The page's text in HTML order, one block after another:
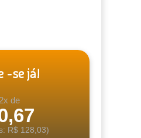
-se já!
de
R$ 128,03)